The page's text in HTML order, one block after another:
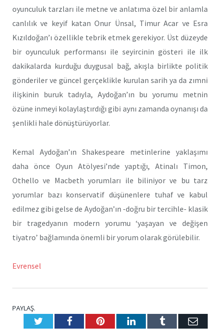
oyunculuk tarzları ile metne ve anlatıma özel bir anlamla
canlılık ve keyif katan Onur Ünsal, Timur Acar ve Esra
Kızıldoğan’ı özellikle tebrik etmek gerekiyor. Üst düzeyde
bir oyunculuk performansı ile seyircinin gösteri ile ilk
dakikalarda kurduğu duygusal bağ, akışla birlikte politik
gönderiler ve güncel gerçeklikle kurulan sarih ya da zımni
ilişkinin buruk tadıyla, Aydoğan’ın bu yorumu metnin
özüne inmeyi kolaylaştırdığı gibi aynı zamanda oynanışı da
şenlikli hale dönüştürüyorlar.
Kemal Aydoğan’ın Shakespeare metinlerine yaklaşımı
daha önce Oyun Atölyesi’nde yaptığı, Atinalı Timon,
Othello ve Macbeth yorumları ile biliniyor ve bu tarz
yorumlar bazı konservatif düşünenlere tuhaf ve kabul
edilmez gibi gelse de Aydoğan’ın -doğru bir tercihle- klasik
bir tragedyanın modern yorumu ‘yaşayan ve değişen
tiyatro’ bağlamında önemli bir yorum olarak görülebilir.
Evrensel
PAYLAŞ.
TwitterFacebookPinterestLinkedInTumblr E-